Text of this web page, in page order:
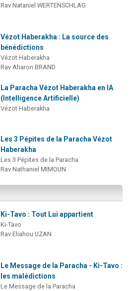
Rav Nataniel WERTENSCHLAG
Vézot Haberakha : La source des
bénédictions
Vézot Haberakha
Rav Aharon BRAND
La Paracha Vézot Haberakha en IA
(Intelligence Artificielle)
Vézot Haberakha
Les 3 Pépites de la Paracha Vézot
Haberakha
Les 3 Pépites de la Paracha
Rav Nathaniel MIMOUN
Ki-Tavo : Tout Lui appartient
Ki-Tavo
Rav Eliahou UZAN
Le Message de la Paracha - Ki-Tavo :
les malédictions
Le Message de la Paracha